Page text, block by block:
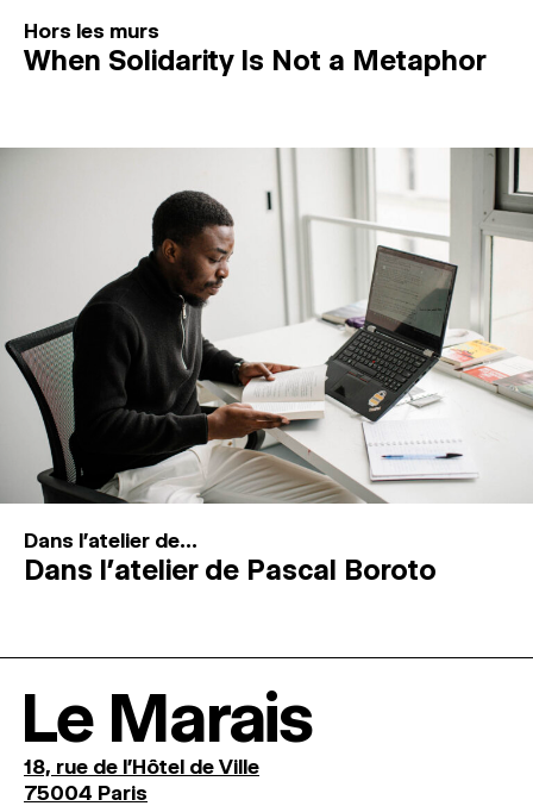
Hors les murs
When Solidarity Is Not a Metaphor
Dans l'atelier de...
Dans l’atelier de Pascal Boroto
Le Marais
18, rue de l'Hôtel de Ville
75004 Paris